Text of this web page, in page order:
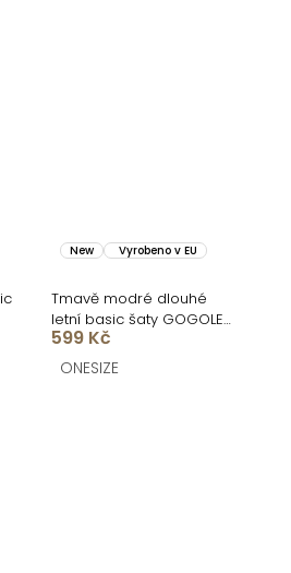
New Vyrobeno v EU
Tmavě modré dlouhé
letní basic šaty GOGOLE
s krajkou
599 Kč
ONESIZE